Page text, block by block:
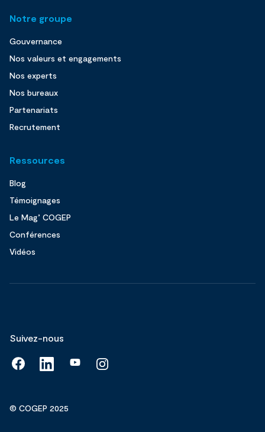
Notre groupe
Gouvernance
Nos valeurs et engagements
Nos experts
Nos bureaux
Partenariats
Recrutement
Ressources
Blog
Témoignages
Le Mag’ COGEP
Conférences
Vidéos
Suivez-nous
© COGEP 2025